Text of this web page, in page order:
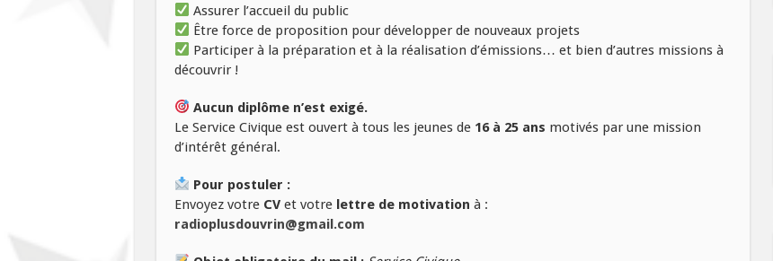
Assurer l’accueil du public
Être force de proposition pour développer de nouveaux projets
Participer à la préparation et à la réalisation d’émissions… et bien d’autres missions à
découvrir !
Aucun diplôme n’est exigé.
Le Service Civique est ouvert à tous les jeunes de 16 à 25 ans motivés par une mission
d’intérêt général.
Pour postuler :
Envoyez votre CVet votre lettre de motivation à :
radioplusdouvrin@gmail.com